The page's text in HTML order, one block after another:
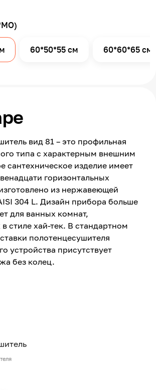
60*50*55 см 60*60*65 см
вид 81 – это профильная
типа с характерным внешним
сантехническое изделие имеет
горизонтальных
из нержавеющей
304 L. Дизайн прибора больше
для ванных комнат,
стиле хай-тек. В стандартном
полотенцесушителя
устройства присутствует
без колец.